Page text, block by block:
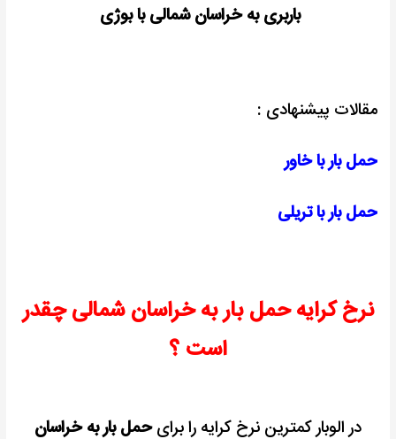
باربری به خراسان شمالی با بوژی
مقالات پیشنهادی :
حمل بار با خاور
حمل بار با تریلی
نرخ کرایه حمل بار به خراسان شمالی چقدر
است ؟
در الوبار کمترین نرخ کرایه را برایحمل بار به خراسان